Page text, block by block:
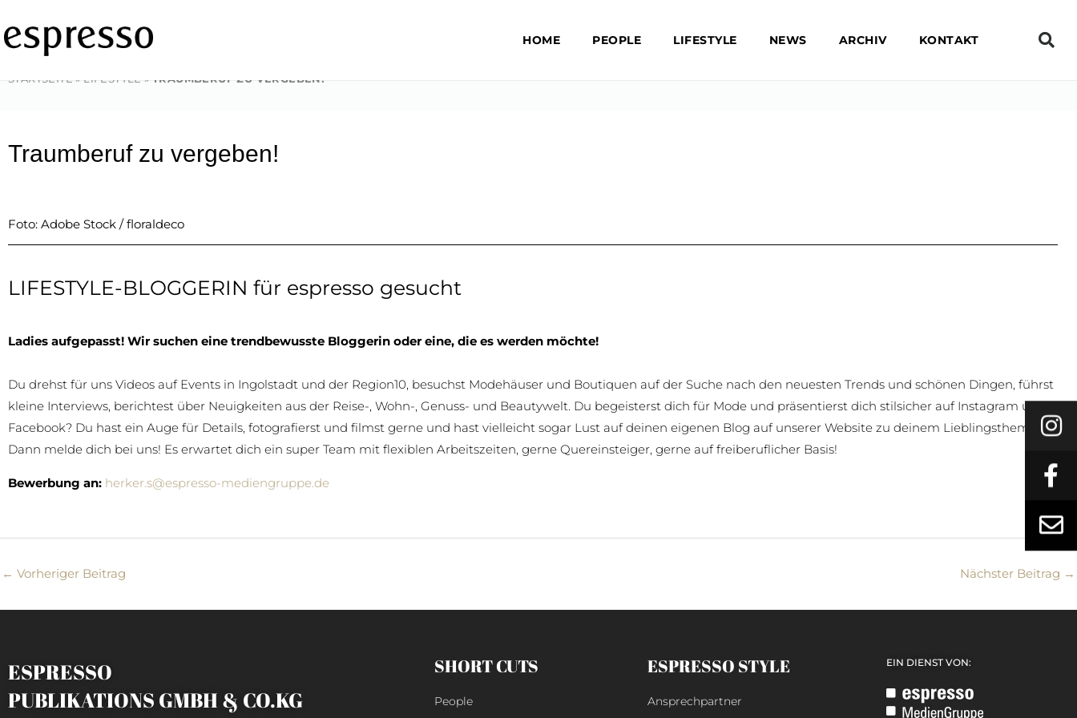
Inhalt
springen
HOME PEOPLE LIFESTYLE NEWS ARCHIV KONTAKT
STARTSEITE » LIFESTYLE » TRAUMBERUF ZU VERGEBEN!
Traumberuf zu vergeben!
Foto: Adobe Stock / floraldeco
LIFESTYLE-BLOGGERIN für espresso gesucht
Ladies aufgepasst! Wir suchen eine trendbewusste Bloggerin oder eine, die es werden möchte!
Du drehst für uns Videos auf Events in Ingolstadt und der Region10, besuchst Modehäuser und Boutiquen auf der Suche nach den neuesten Trends und schönen Dingen, führst
kleine Interviews, berichtest über Neuigkeiten aus der Reise-, Wohn-, Genuss- und Beautywelt. Du begeisterst dich für Mode und präsentierst dich stilsicher auf Instagram und
Facebook? Du hast ein Auge für Details, fotografierst und filmst gerne und hast vielleicht sogar Lust auf deinen eigenen Blog auf unserer Website zu deinem Lieblingsthema?
Dann melde dich bei uns! Es erwartet dich ein super Team mit flexiblen Arbeitszeiten, gerne Quereinsteiger, gerne auf freiberuflicher Basis!
Bewerbung an: herker.s@espresso-mediengruppe.de
← Vorheriger Beitrag Nächster Beitrag →
ESPRESSO
PUBLIKATIONS GMBH & CO.KG
SHORT CUTS
People
ESPRESSO STYLE
Ansprechpartner
EIN DIENST VON: